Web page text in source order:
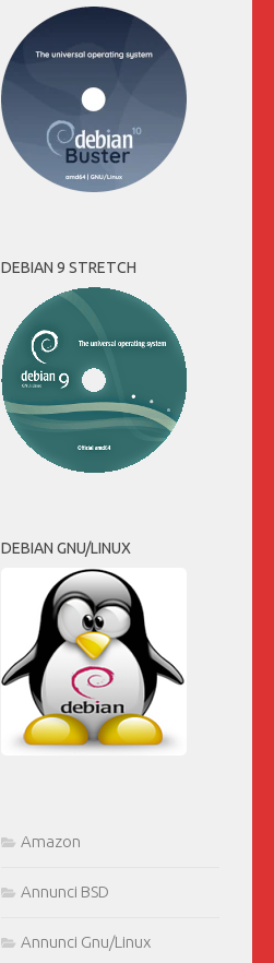
DEBIAN 9 STRETCH
DEBIAN GNU/LINUX
Amazon
Annunci BSD
Annunci Gnu/Linux